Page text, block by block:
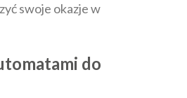
swoje okazje w
do